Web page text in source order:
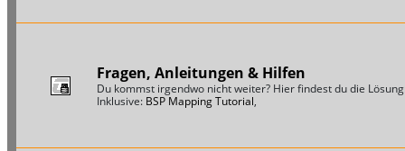
Fragen, Anleitungen & Hilfen
Du kommst irgendwo nicht weiter? Hier findest du die
Inklusive: BSP Mapping Tutorial,